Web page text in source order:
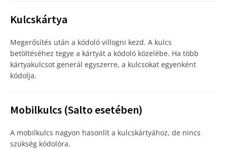
Kulcskártya
Megerősítés után a kódoló villogni kezd. A kulcs
betöltéséhez tegye a kártyát a kódoló közelébe. Ha több
kártyakulcsot generál egyszerre, a kulcsokat egyenként
kódolja.
Mobilkulcs (Salto esetében)
A mobilkulcs nagyon hasonlít a kulcskártyához, de nincs
szükség kódolóra.